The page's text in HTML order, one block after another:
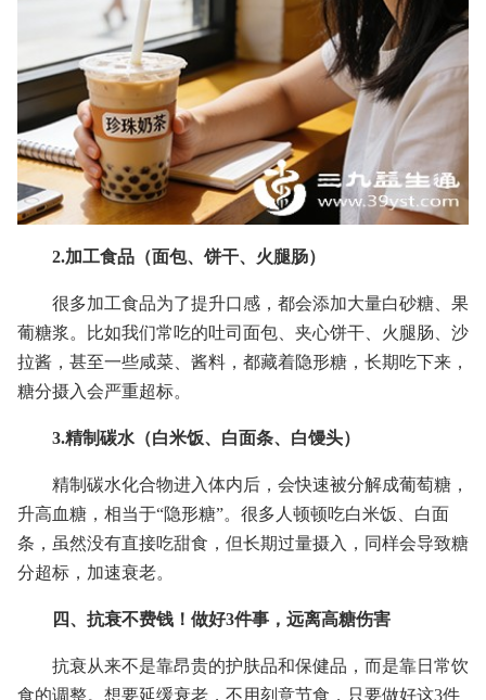
2.加工食品（面包、饼干、火腿肠）
很多加工食品为了提升口感，都会添加大量白砂糖、果
葡糖浆。比如我们常吃的吐司面包、夹心饼干、火腿肠、沙
拉酱，甚至一些咸菜、酱料，都藏着隐形糖，长期吃下来，
糖分摄入会严重超标。
3.精制碳水（白米饭、白面条、白馒头）
精制碳水化合物进入体内后，会快速被分解成葡萄糖，
升高血糖，相当于“隐形糖”。很多人顿顿吃白米饭、白面
条，虽然没有直接吃甜食，但长期过量摄入，同样会导致糖
分超标，加速衰老。
四、抗衰不费钱！做好3件事，远离高糖伤害
抗衰从来不是靠昂贵的护肤品和保健品，而是靠日常饮
食的调整。想要延缓衰老，不用刻意节食，只要做好这3件